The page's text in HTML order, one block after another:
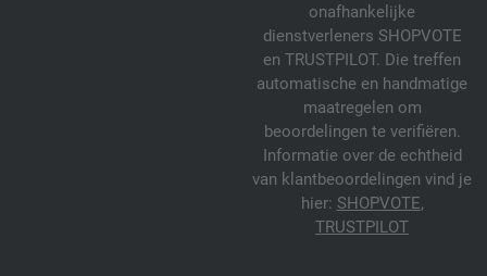
onafhankelijke
dienstverleners SHOPVOTE
en TRUSTPILOT. Die treffen
automatische en handmatige
maatregelen om
beoordelingen te verifiëren.
Informatie over de echtheid
van klantbeoordelingen vind je
hier: SHOPVOTE,
TRUSTPILOT